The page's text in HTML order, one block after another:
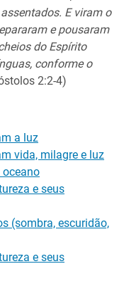
E viram o
e pousaram
do Espírito
conforme o
2:2-4)
a luz
vida, milagre e luz
oceano
e seus
(sombra, escuridão,
e seus